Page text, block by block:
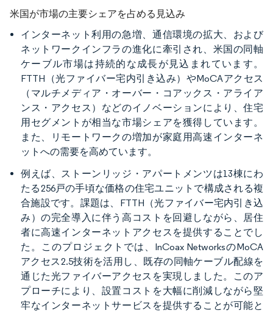
米国が市場の主要シェアを占める見込み
インターネット利用の急増、通信環境の拡大、および
ネットワークインフラの進化に牽引され、米国の同軸
ケーブル市場は持続的な成長が見込まれています。
FTTH（光ファイバー宅内引き込み）やMoCAアクセス
（マルチメディア・オーバー・コアックス・アライア
ンス・アクセス）などのイノベーションにより、住宅
用セグメントが相当な市場シェアを獲得しています。
また、リモートワークの増加が家庭用高速インターネ
ットへの需要を高めています。
例えば、ストーンリッジ・アパートメンツは13棟にわ
たる256戸の手頃な価格の住宅ユニットで構成される複
合施設です。課題は、FTTH（光ファイバー宅内引き込
み）の完全導入に伴う高コストを回避しながら、居住
者に高速インターネットアクセスを提供することでし
た。このプロジェクトでは、InCoax NetworksのMoCA
アクセス2.5技術を活用し、既存の同軸ケーブル配線を
通じた光ファイバーアクセスを実現しました。このア
プローチにより、設置コストを大幅に削減しながら堅
牢なインターネットサービスを提供することが可能と